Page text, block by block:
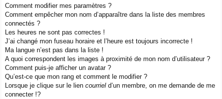
Comment modifier mes paramètres ?
Comment empêcher mon nom d’apparaître dans la liste des membres
connectés ?
Les heures ne sont pas correctes !
J’ai changé mon fuseau horaire et l’heure est toujours incorrecte !
Ma langue n’est pas dans la liste !
A quoi correspondent les images à proximité de mon nom d’utilisateur ?
Comment puis-je afficher un avatar ?
Qu’est-ce que mon rang et comment le modifier ?
Lorsque je clique sur le lien courriel d’un membre, on me demande de me
connecter !?